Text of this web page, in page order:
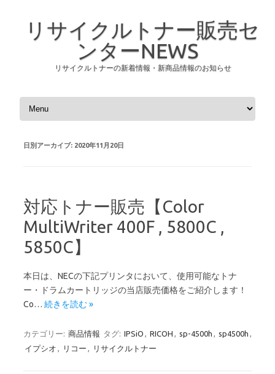
リサイクルトナー販売セ
ンターNEWS
リサイクルトナーの新着情報・新商品情報のお知らせ
コンテンツへスキップ
日別アーカイブ: 2020年11月20日
対応トナー販売【Color
MultiWriter 400F , 5800C ,
5850C】
本日は、NECの下記プリンタにおいて、使用可能なトナ
ー・ドラムカートリッジの当店販売価格をご紹介します！
Co… 続きを読む »
カテゴリー: 商品情報 タグ: IPSiO , RICOH , sp-4500h , sp4500h ,
イプシオ , リコー , リサイクルトナー